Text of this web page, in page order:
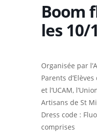
Boom
les 10/
Organisée par
Parents
et l’UCAM,
Artisans de St
Dress code :
comprises